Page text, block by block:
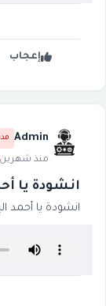
إعجاب
Admin
منذ شهرين·
انشودة يا
انشودة يا أحمد